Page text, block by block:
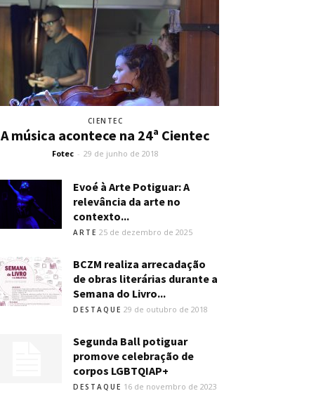
CIENTEC
A música acontece na 24ª Cientec
Fotec - 29 de junho de 2018
Evoé à Arte Potiguar: A
relevância da arte no
contexto...
ARTE 25 de dezembro de 2025
BCZM realiza arrecadação
de obras literárias durante a
Semana do Livro...
DESTAQUE 29 de outubro de 2018
Segunda Ball potiguar
promove celebração de
corpos LGBTQIAP+
DESTAQUE 16 de novembro de 2023